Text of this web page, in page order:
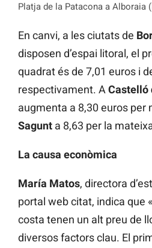
Platja de la Patacona a Alboraia
En canvi, a les ciutats de
disposen d’espai litoral, el
quadrat és de 7,01 euros i
respectivament. A Castelló
augmenta a 8,30 euros per
Sagunt a 8,63 per la
La causa econòmica
María Matos, directora
portal web citat, indica que
costa tenen un alt preu de
diversos factors clau. El